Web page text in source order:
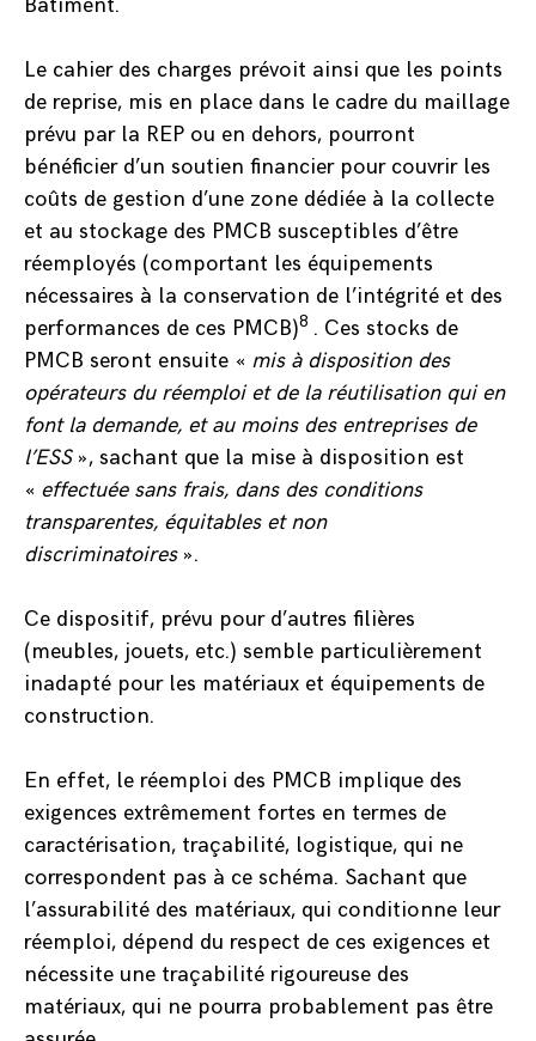
Bâtiment.
Le cahier des charges prévoit ainsi que les points
de reprise, mis en place dans le cadre du maillage
prévu par la REP ou en dehors, pourront
bénéficier d’un soutien financier pour couvrir les
coûts de gestion d’une zone dédiée à la collecte
et au stockage des PMCB susceptibles d’être
réemployés (comportant les équipements
nécessaires à la conservation de l’intégrité et des
performances de ces PMCB)8 . Ces stocks de
PMCB seront ensuite « mis à disposition des
opérateurs du réemploi et de la réutilisation qui en
font la demande, et au moins des entreprises de
l’ESS», sachant que la mise à disposition est
« effectuée sans frais, dans des conditions
transparentes, équitables et non
discriminatoires ».
Ce dispositif, prévu pour d’autres filières
(meubles, jouets, etc.) semble particulièrement
inadapté pour les matériaux et équipements de
construction.
En effet, le réemploi des PMCB implique des
exigences extrêmement fortes en termes de
caractérisation, traçabilité, logistique, qui ne
correspondent pas à ce schéma. Sachant que
l’assurabilité des matériaux, qui conditionne leur
réemploi, dépend du respect de ces exigences et
nécessite une traçabilité rigoureuse des
matériaux, qui ne pourra probablement pas être